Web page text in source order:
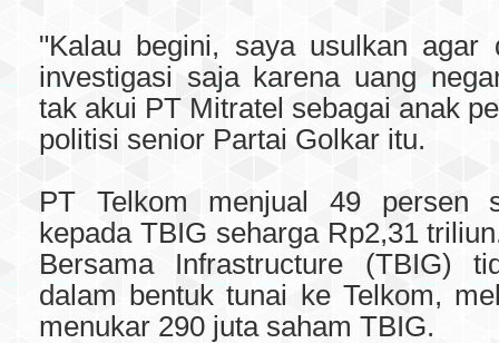
"Kalau begini, saya usulkan agar
investigasi saja karena uang
tak akui PT Mitratel sebagai anak
politisi senior Partai Golkar itu.
PT Telkom menjual 49 persen
kepada TBIG seharga Rp2,31
Bersama Infrastructure (TBIG)
dalam bentuk tunai ke Telkom,
menukar 290 juta saham TBIG.